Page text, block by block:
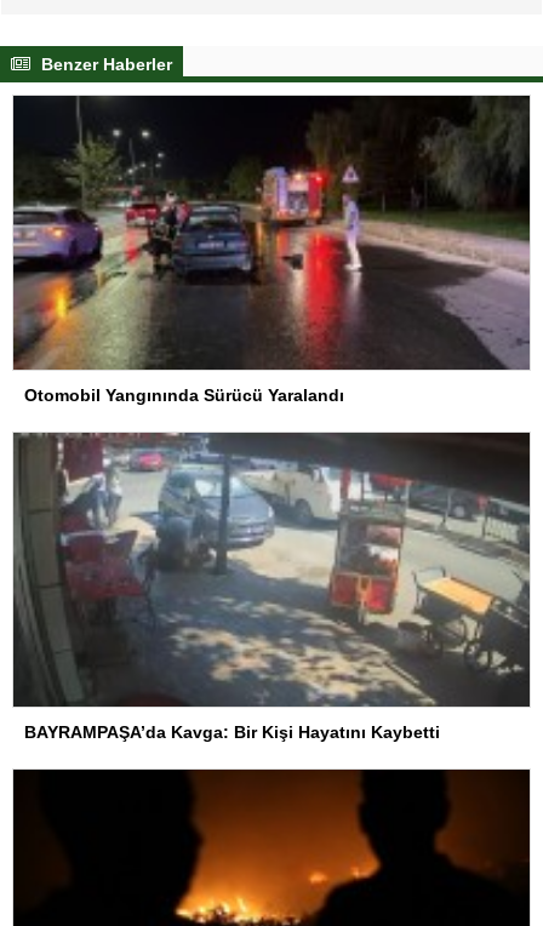
Benzer Haberler
Otomobil Yangınında Sürücü Yaralandı
BAYRAMPAŞA’da Kavga: Bir Kişi Hayatını Kaybetti